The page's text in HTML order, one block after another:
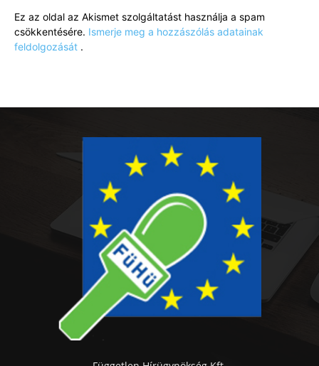
Ez az oldal az Akismet szolgáltatást használja a spam
csökkentésére. Ismerje meg a hozzászólás adatainak
feldolgozását .